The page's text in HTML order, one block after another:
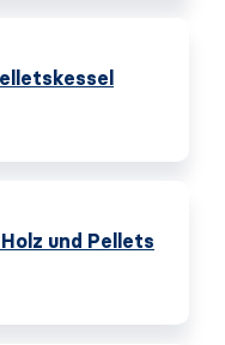
und Pellets